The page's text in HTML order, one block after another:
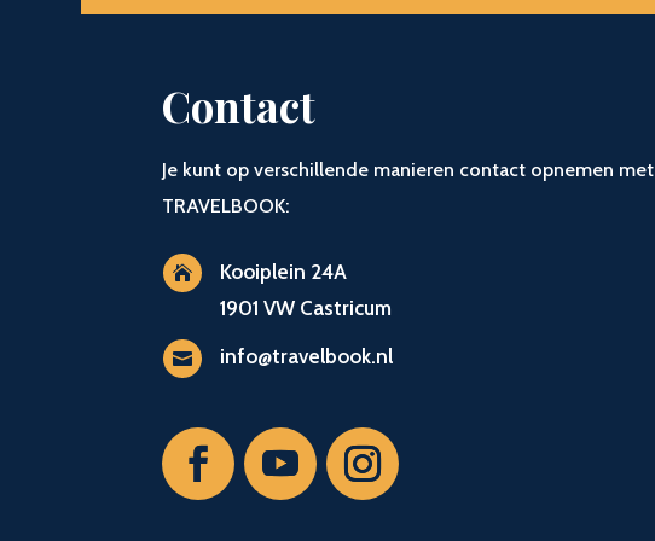
Contact
Je kunt op verschillende manieren contact opnemen met
TRAVELBOOK:

Kooiplein 24A
1901 VW Castricum
 info@travelbook.nl